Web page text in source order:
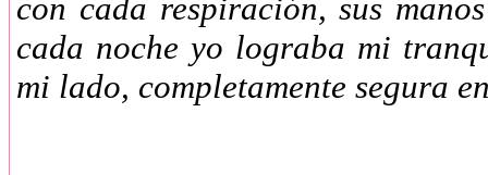
con cada respiración, sus
cada noche yo lograba mi
mi lado, completamente segura